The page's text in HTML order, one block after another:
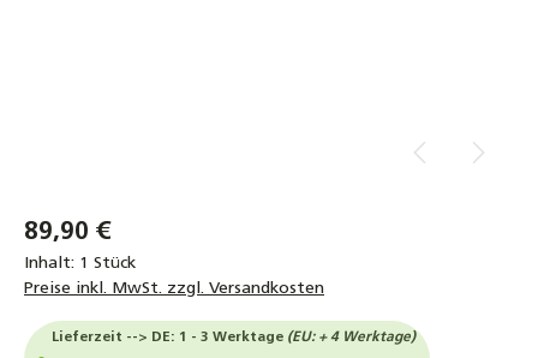
89,90 €
Inhalt: 1 Stück
Preise inkl. MwSt. zzgl. Versandkosten
Lieferzeit --> DE: 1 - 3 Werktage (EU: + 4 Werktage)